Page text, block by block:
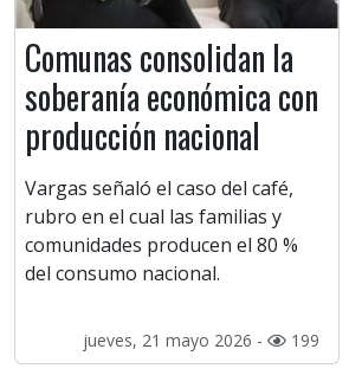
Comunas consolidan la
soberanía económica con
producción nacional
Vargas señaló el caso del café,
rubro en el cual las familias y
comunidades producen el 80 %
del consumo nacional.
jueves, 21 mayo 2026 - 199